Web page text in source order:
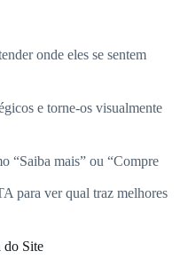
onde eles se sentem
e torne-os visualmente
“Saiba mais” ou “Compre
para ver qual traz melhores
do Site